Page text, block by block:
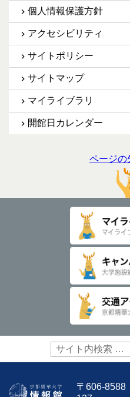
個人情報保護方針
アクセシビリティ
サイトポリシー
サイトマップ
マイライブラリ
開館日カレンダー
ページの
サ
イ
ト
検
〒606-